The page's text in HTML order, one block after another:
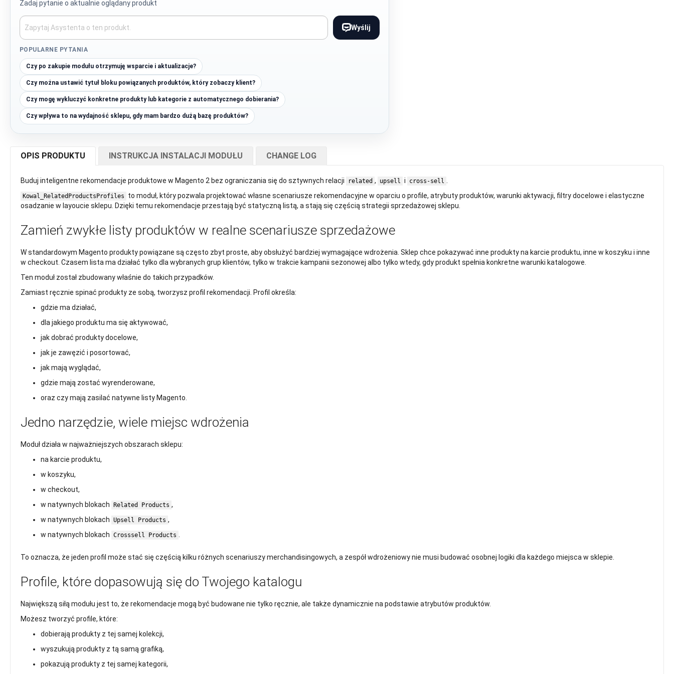
Zadaj pytanie o aktualnie oglądany produkt
Wyślij
POPULARNE PYTANIA
Czy po zakupie modułu otrzymuję wsparcie i aktualizacje?
Czy można ustawić tytuł bloku powiązanych produktów, który zobaczy klient?
Czy mogę wykluczyć konkretne produkty lub kategorie z automatycznego dobierania?
Czy wpływa to na wydajność sklepu, gdy mam bardzo dużą bazę produktów?
OPIS PRODUKTU
Buduj inteligentne rekomendacje produktowe w Magento 2 bez ograniczania się do sztywnych relacji related , upsell i cross-sell
Kowal_RelatedProductsProfiles
to moduł, który pozwala projektować własne scenariusze rekomendacyjne w oparciu o profile, atrybuty produktów, warunki aktywacji, filtry docelowe i elastyczne
osadzanie w layoucie sklepu. Dzięki temu rekomendacje przestają być statyczną listą, a stają się częścią strategii sprzedażowej sklepu.
Zamień zwykłe listy produktów w realne scenariusze sprzedażowe
W standardowym Magento produkty powiązane są często zbyt proste, aby obsłużyć bardziej wymagające wdrożenia. Sklep chce pokazywać inne produkty na karcie produktu, inne w koszyku i inne
w checkout. Czasem lista ma działać tylko dla wybranych grup klientów, tylko w trakcie kampanii sezonowej albo tylko wtedy, gdy produkt spełnia konkretne warunki katalogowe.
Ten moduł został zbudowany właśnie do takich przypadków.
Zamiast ręcznie spinać produkty ze sobą, tworzysz profil rekomendacji. Profil określa:
gdzie ma działać,
dla jakiego produktu ma się aktywować,
jak dobrać produkty docelowe,
jak je zawęzić i posortować,
jak mają wyglądać,
gdzie mają zostać wyrenderowane,
oraz czy mają zasilać natywne listy Magento.
Jedno narzędzie, wiele miejsc wdrożenia
Moduł działa w najważniejszych obszarach sklepu:
na karcie produktu,
w koszyku,
w checkout,
w natywnych blokach Related Products ,
w natywnych blokach Upsell Products ,
w natywnych blokach Crosssell Products
To oznacza, że jeden profil może stać się częścią kilku różnych scenariuszy merchandisingowych, a zespół wdrożeniowy nie musi budować osobnej logiki dla każdego miejsca w sklepie.
Profile, które dopasowują się do Twojego katalogu
Największą siłą modułu jest to, że rekomendacje mogą być budowane nie tylko ręcznie, ale także dynamicznie na podstawie atrybutów produktów.
Możesz tworzyć profile, które:
dobierają produkty z tej samej kolekcji,
wyszukują produkty z tą samą grafiką,
pokazują produkty z tej samej kategorii,
INSTRUKCJA INSTALACJI MODUŁU CHANGE LOG